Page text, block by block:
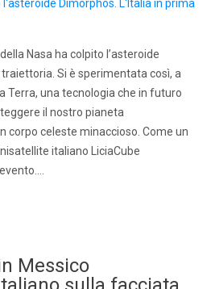
Nasa ha colpito l’asteroide
Si è sperimentata così, a
Terra, una tecnologia che in futuro
il nostro pianeta
corpo celeste minaccioso. Come un
italiano LiciaCube
Messico